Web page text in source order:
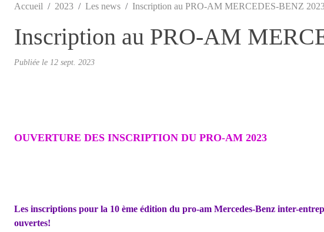
Accueil 2023 Les news Inscription au PRO-AM MERCEDES-BENZ
Inscription au PRO-AM
Publiée le 12 sept. 2023
OUVERTURE DES INSCRIPTION DU PRO-AM 2023
Les inscriptions pour la 10 ème édition du pro-am Mercedes-Benz inter-
ouvertes!